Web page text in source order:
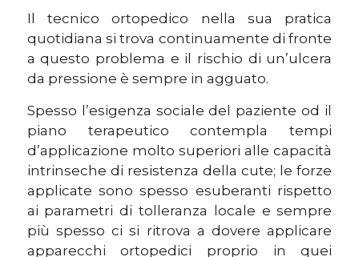
Il tecnico ortopedico nella sua pratica
quotidiana si trova continuamente di fronte
a questo problema e il rischio di un’ulcera
da pressione è sempre in agguato.
Spesso l’esigenza sociale del paziente od il
piano terapeutico contempla tempi
d’applicazione molto superiori alle capacità
intrinseche di resistenza della cute; le forze
applicate sono spesso esuberanti rispetto
ai parametri di tolleranza locale e sempre
più spesso ci si ritrova a dovere applicare
apparecchi ortopedici proprio in quei